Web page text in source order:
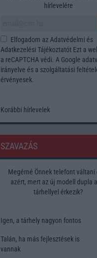
hírlevelére
Elfogadom az Adatvédelmi és
Adatkezelési TájékoztatótEzt a
a reCAPTCHA védi. A Google
irányelve és a szolgáltatási
érvényesek.
Korábbi hírlevelek
SZAVAZÁS
Megérné Önnek telefont váltani
azért, mert az új modell dupla
tárhellyel érkezik?
Igen, a tárhely nagyon fontos
Talán, ha más fejlesztések is
vannak